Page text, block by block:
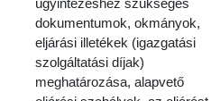
ügyintézéshez szükséges
dokumentumok, okmányok,
eljárási illetékek (igazgatási
szolgáltatási díjak)
meghatározása, alapvető